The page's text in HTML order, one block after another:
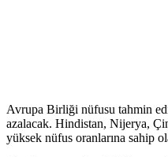
Avrupa Birliği nüfusu tahmin
azalacak. Hindistan, Nijerya,
yüksek nüfus oranlarına sahip